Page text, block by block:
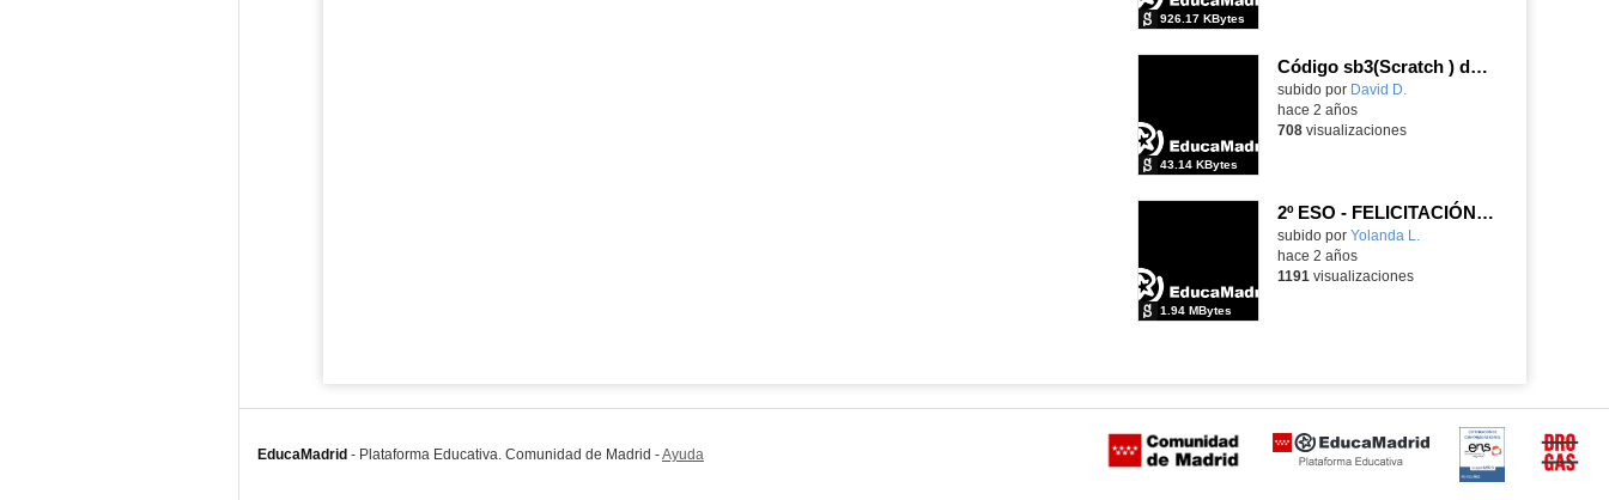
926.17 KBytes
Código sb3(Scratch ) del modelo de previsión meteorológica.
Contenido educativo.
subido por David D.
43.14 KBytes
hace 2 años
708visualizaciones
2º ESO - FELICITACIÓN NAVIDEÑA CON SCRATCH
Contenido educativo.
subido por Yolanda L.
1.94 MBytes
hace 2 años
1191 visualizaciones
EducaMadrid - Plataforma Educativa. Comunidad de Madrid -Ayuda Certificación Buzón